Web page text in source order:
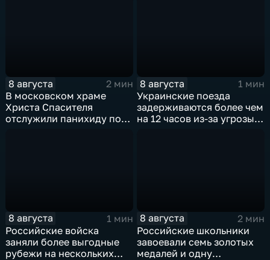
8 августа
2 мин
В московском храме
Христа Спасителя
отслужили панихиду по
8 августа
1 мин
Украинские поезда
задерживаются более чем
на 12 часов из-за угрозы
8 августа
1 мин
Российские войска
заняли более выгодные
рубежи на нескольких
8 августа
2 мин
Российские школьники
завоевали семь золотых
медалей и одну